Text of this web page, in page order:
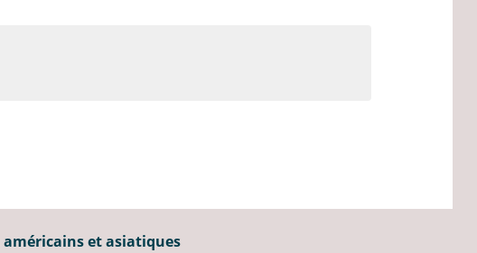
américains et asiatiques